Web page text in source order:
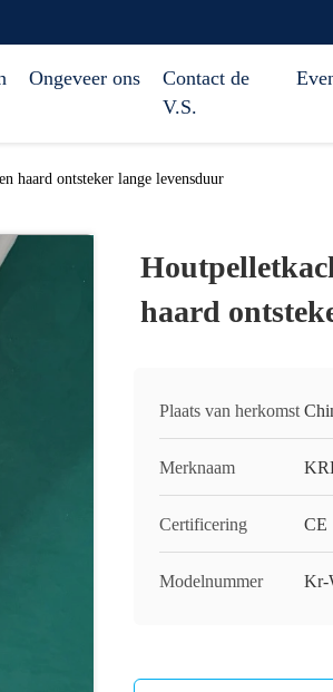
Ongeveer ons
Contact de
V.S.
haard ontsteker lange levensduur
haard
Plaats van herkomst
Merknaam
Certificering CE
Modelnummer Kr-